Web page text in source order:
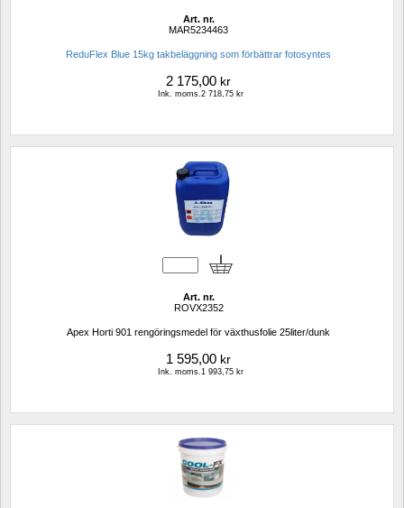
Art. nr.
MAR5234463
ReduFlex Blue 15kg takbeläggning som förbättrar fotosyntes
2 175,00 kr
Ink. moms.2 718,75 kr
Art. nr.
ROVX2352
Apex Horti 901 rengöringsmedel för växthusfolie 25liter/dunk
1 595,00 kr
Ink. moms.1 993,75 kr